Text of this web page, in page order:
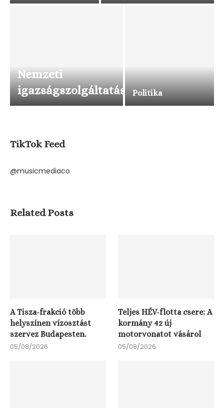
Nemzeti
igazságszolgáltatás
Politika
TikTok Feed
@musicmediaco
Related Posts
A Tisza-frakció több
helyszínen vízosztást
szervez Budapesten.
05/08/2026
Teljes HÉV-flotta csere: A
kormány 42 új
motorvonatot vásárol
05/08/2026